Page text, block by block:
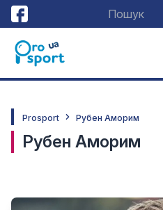
Prosport Рубен Аморим
Рубен Аморим